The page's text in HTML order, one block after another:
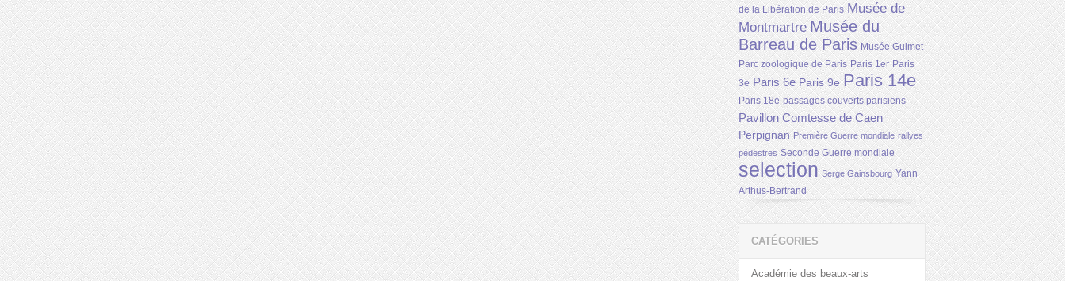
de la Libération de Paris Musée de
Montmartre Musée du
Barreau de Paris Musée Guimet
Parc zoologique de Paris Paris 1er Paris
3e Paris 6e Paris 9e Paris 14e
Paris 18e passages couverts parisiens
Pavillon Comtesse de Caen
Perpignan Première Guerre mondiale rallyes
pédestres Seconde Guerre mondiale
selection Serge Gainsbourg Yann
Arthus-Bertrand
CATÉGORIES
Académie des beaux-arts